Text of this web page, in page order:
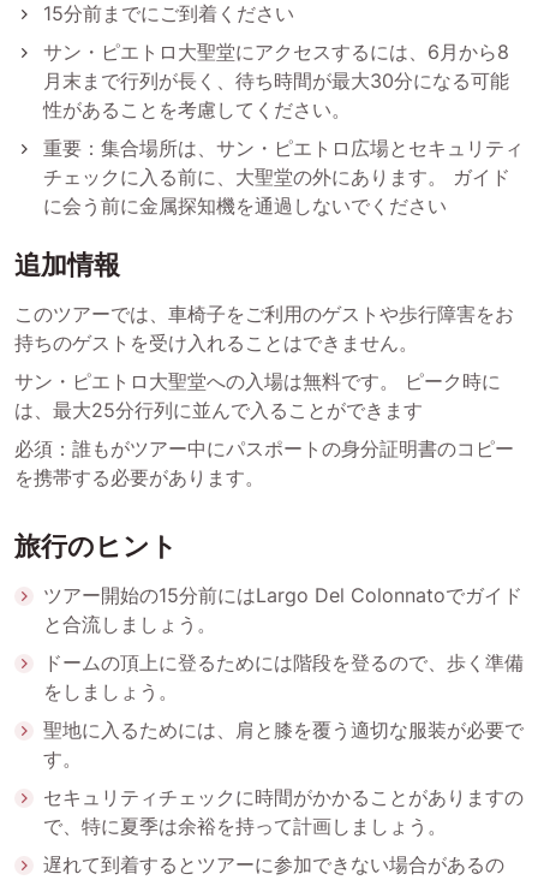
15分前までにご到着ください
サン・ピエトロ大聖堂にアクセスするには、6月から8
月末まで行列が長く、待ち時間が最大30分になる可能
性があることを考慮してください。
重要：集合場所は、サン・ピエトロ広場とセキュリティ
チェックに入る前に、大聖堂の外にあります。 ガイド
に会う前に金属探知機を通過しないでください
追加情報
このツアーでは、車椅子をご利用のゲストや歩行障害をお
持ちのゲストを受け入れることはできません。
サン・ピエトロ大聖堂への入場は無料です。 ピーク時に
は、最大25分行列に並んで入ることができます
必須：誰もがツアー中にパスポートの身分証明書のコピー
を携帯する必要があります。
旅行のヒント
ツアー開始の15分前にはLargo Del Colonnatoでガイド
と合流しましょう。
ドームの頂上に登るためには階段を登るので、歩く準備
をしましょう。
聖地に入るためには、肩と膝を覆う適切な服装が必要で
す。
セキュリティチェックに時間がかかることがありますの
で、特に夏季は余裕を持って計画しましょう。
遅れて到着するとツアーに参加できない場合があるの